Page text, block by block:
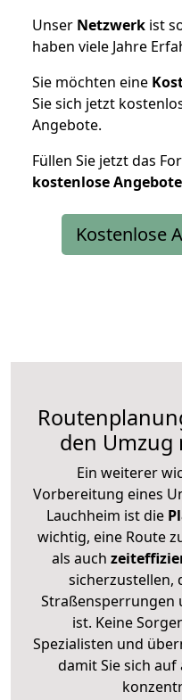
Unser Netzwerk ist
haben viele Jahre
Sie möchten eine
Sie sich jetzt
Angebote.
Füllen Sie jetzt das
kostenlose
Kostenlose
den Umzug
Ein weiterer
Vorbereitung eines
Lauchheim ist die
wichtig, eine Route
als auch
sicherzustellen,
Straßensperrungen
ist. Keine
Spezialisten und
damit Sie sich